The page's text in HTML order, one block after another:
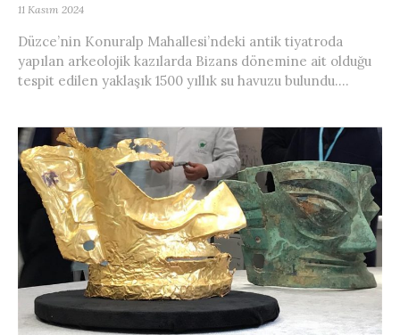
11 Kasım 2024
Düzce’nin Konuralp Mahallesi’ndeki antik tiyatroda
yapılan arkeolojik kazılarda Bizans dönemine ait olduğu
tespit edilen yaklaşık 1500 yıllık su havuzu bulundu....